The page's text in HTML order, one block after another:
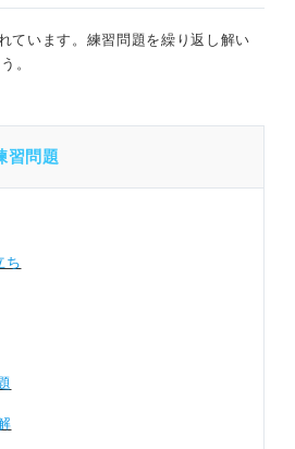
ています。練習問題を繰り返し解い
。
習問題
ち